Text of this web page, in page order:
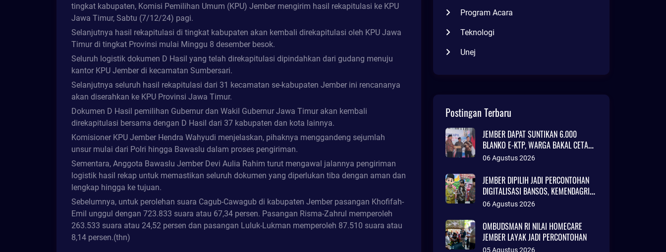
tingkat kabupaten, Komisi Pemilihan Umum (KPU) Jember mengirim hasil rekapitulasi ke KPU
Jawa Timur, Sabtu (7/12/24) pagi.
Selanjutnya hasil rekapitulasi di tingkat kabupaten akan kembali direkapitulasi oleh KPU Jawa
Timur di tingkat Provinsi mulai Minggu 8 desember besok.
Seluruh logistik dokumen D Hasil yang telah direkapitulasi dipindahkan dari gudang menuju
kantor KPU Jember di kecamatan Sumbersari.
Selanjutnya seluruh hasil rekapitulasi dari 31 kecamatan se-kabupaten Jember ini rencananya
akan diserahkan ke KPU Provinsi Jawa Timur.
Dokumen D Hasil pemilihan Gubernur dan Wakil Gubernur Jawa Timur akan kembali
direkapitulasi bersama dengan D Hasil dari 37 kabupaten dan kota lainnya.
Komisioner KPU Jember Hendra Wahyudi menjelaskan, pihaknya menggandeng sejumlah
unsur mulai dari Polri hingga Bawaslu dalam proses pengiriman.
Sementara, Anggota Bawaslu Jember Devi Aulia Rahim turut mengawal jalannya pengiriman
logistik hasil rekap untuk memastikan seluruh dokumen yang diperlukan tiba dengan aman dan
lengkap hingga ke tujuan.
Sebelumnya, untuk perolehan suara Cagub-Cawagub di kabupaten Jember pasangan Khofifah-
Emil unggul dengan 723.833 suara atau 67,34 persen. Pasangan Risma-Zahrul memperoleh
263.533 suara atau 24,52 persen dan pasangan Luluk-Lukman memperoleh 87.510 suara atau
8,14 persen.(thn)
Program Acara
Teknologi
Unej
Postingan Terbaru
JEMBER DAPAT SUNTIKAN 6.000
BLANKO E-KTP, WARGA BAKAL CETAK
KTP LEBIH CEPAT
06 Agustus 2026
JEMBER DIPILIH JADI PERCONTOHAN
DIGITALISASI BANSOS, KEMENDAGRI
SOROTI INOVASI ADMINDUK
06 Agustus 2026
OMBUDSMAN RI NILAI HOMECARE
JEMBER LAYAK JADI PERCONTOHAN
05 Agustus 2026